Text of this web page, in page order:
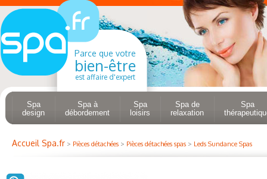
Parce que votre
bien-être
est affaire d'expert
Spa
design
Spa à
débordement
Spa
loisirs
Spa de
relaxation
Spa
Accueil Spa.fr > Pièces détachées > Pièces détachées spas > Leds Sundance Spas